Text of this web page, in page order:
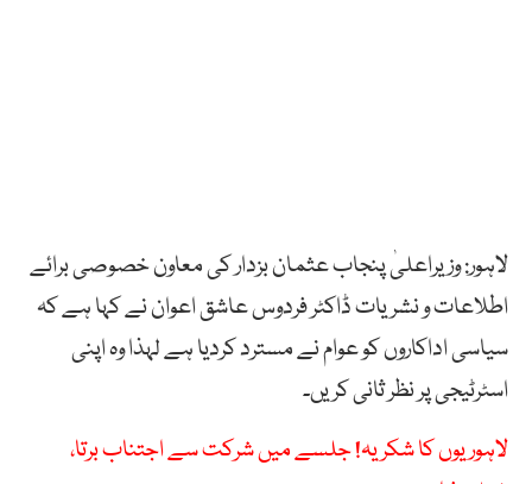
لاہور: وزیراعلیٰ پنجاب عثمان بزدار کی معاون خصوصی برائے
اطلاعات و نشریات ڈاکٹر فردوس عاشق اعوان نے کہا ہے کہ
سیاسی اداکاروں کو عوام نے مسترد کردیا ہے لہذا وہ اپنی
اسٹرٹیجی پر نظر ثانی کریں۔
لاہوریوں کا شکریہ! جلسے میں شرکت سے اجتناب برتا،